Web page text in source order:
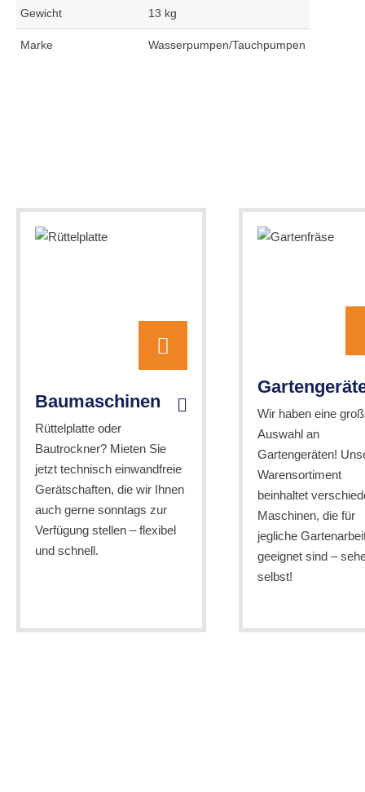
Gewicht 13 kg
Marke Wasserpumpen/Tauchpumpen
Baumaschinen
Rüttelplatte oder
Bautrockner? Mieten Sie
jetzt technisch einwandfreie
Gerätschaften, die wir Ihnen
auch gerne sonntags zur
Verfügung stellen – flexibel
und schnell.
Wir haben eine
Auswahl an
Gartengeräten!
Warensortiment
beinhaltet
Maschinen, die für
jegliche
geeignet sind –
selbst!